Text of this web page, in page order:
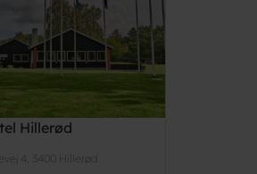
Hillerød
4, 3400 Hillerød